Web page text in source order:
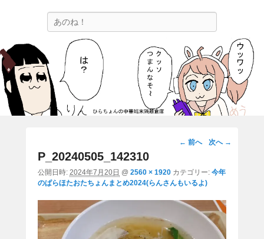
ひらちょんの中華端末隔離倉庫
ほたがページ上部にある検索バーを消してくれたサイトです。
画
ビ
ー
ョ
← 前へ 次へ →
P_20240505_142310
公開日時: 2024年7月20日 @ 2560 × 1920 カテゴリー: 今年
のぱらほたおたちょんまとめ2024(らんさんもいるよ)